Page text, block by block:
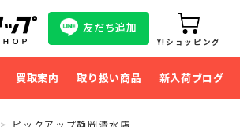
友だち追加
Y!ショッピング
買取案内 取り扱い商品 新入荷ブログ